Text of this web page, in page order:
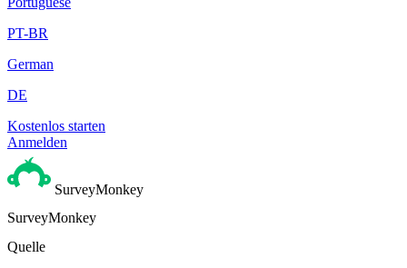
PT-BR
German
DE
Kostenlos starten
Anmelden
SurveyMonkey
SurveyMonkey
Quelle